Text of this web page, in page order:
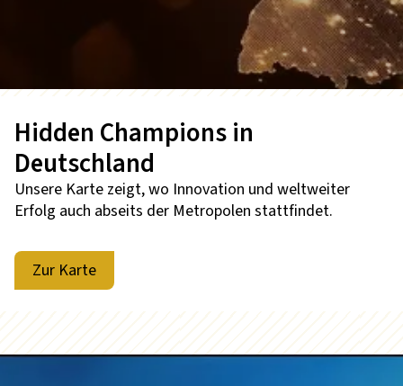
Hidden Champions in
Deutschland
Unsere Karte zeigt, wo Innovation und weltweiter
Erfolg auch abseits der Metropolen stattfindet.
Zur Karte